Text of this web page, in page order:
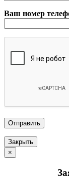
Ваш номер
Закрыть
×